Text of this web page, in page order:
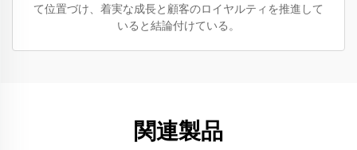
て位置づけ、着実な成長と顧客のロイヤルティを推進して
いると結論付けている。
関連製品